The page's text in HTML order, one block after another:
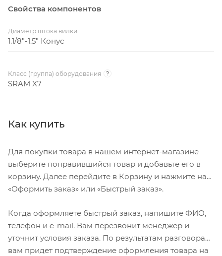
Свойства компонентов
Диаметр штока вилки
1.1/8"-1.5" Конус
Класс (группа) оборудования ?
SRAM X7
Как купить
Для покупки товара в нашем интернет-магазине
выберите понравившийся товар и добавьте его в
корзину. Далее перейдите в Корзину и нажмите на
«Оформить заказ» или «Быстрый заказ».
Когда оформляете быстрый заказ, напишите ФИО,
телефон и e-mail. Вам перезвонит менеджер и
уточнит условия заказа. По результатам разговора
вам придет подтверждение оформления товара на